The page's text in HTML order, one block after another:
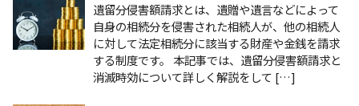
遺留分侵害額請求とは、遺贈や遺言などによって
自身の相続分を侵害された相続人が、他の相続人
に対して法定相続分に該当する財産や金銭を請求
する制度です。 本記事では、遺留分侵害額請求と
消滅時効について詳しく解説をして […]